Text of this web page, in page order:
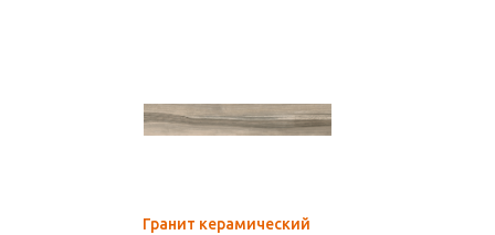
Гранит керамический